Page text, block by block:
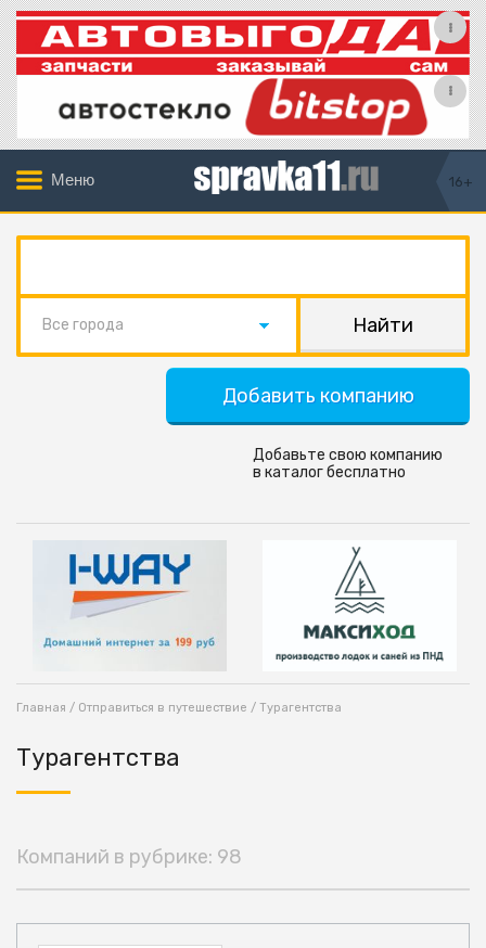
Меню 16+
Все города
Добавить компанию
Добавьте свою компанию
в каталог бесплатно
Главная / Отправиться в путешествие / Турагентства
Турагентства
Компаний в рубрике: 98